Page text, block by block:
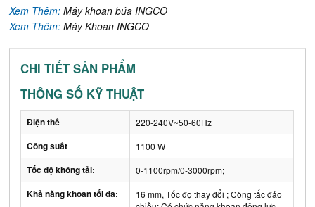
Xem Thêm:Máy khoan búa INGCO
Xem Thêm:Máy Khoan INGCO
CHI TIẾT SẢN PHẨM
THÔNG SỐ KỸ THUẬT
Điện thế 220-240V~50-60Hz
Công suất 1100 W
Tốc độ không tải: 0-1100rpm/0-3000rpm;
Khả năng khoan tối đa:
16 mm, Tốc độ thay đổi ; Công tắc đảo